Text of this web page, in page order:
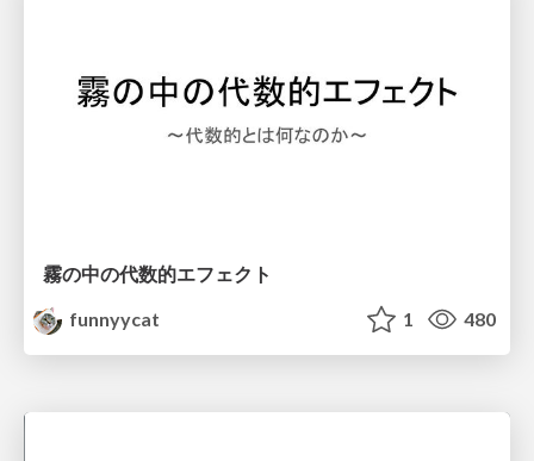
霧の中の代数的エフェクト
funnyycat
1 480